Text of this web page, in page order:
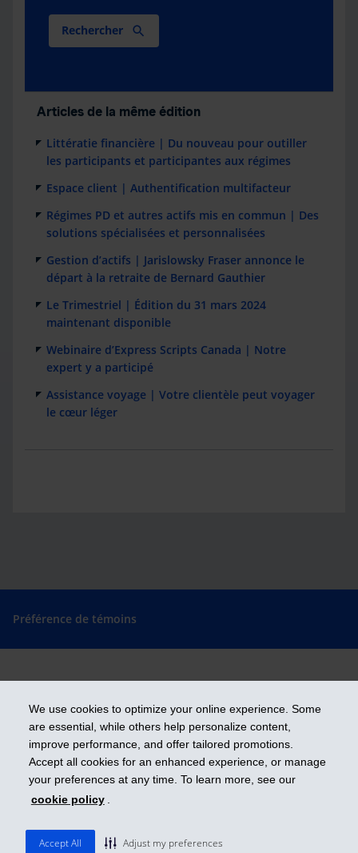
We use cookies to optimize your online experience. Some
are essential, while others help personalize content,
improve performance, and offer tailored promotions.
Accept all cookies for an enhanced experience, or manage
your preferences at any time. To learn more, see our
cookie policy .
Accept All Adjust my preferences
Rechercher
Articles de la même édition
Littératie financière | Du nouveau pour outiller
les participants et participantes aux régimes
Espace client | Authentification multifacteur
Régimes PD et autres actifs mis en commun | Des
solutions spécialisées et personnalisées
Gestion d’actifs | Jarislowsky Fraser annonce le
départ à la retraite de Bernard Gauthier
Le Trimestriel | Édition du 31 mars 2024
maintenant disponible
Webinaire d’Express Scripts Canada | Notre
expert y a participé
Assistance voyage | Votre clientèle peut voyager
le cœur léger
Préférence de témoins
Prendre les devants
iA Groupe financier est une marque de commerce et un autre nom sous
lequel l’Industrielle Alliance, Assurance et services financiers inc. exerce
ses activités.
ia.ca| 1 800 567-5670
© 2026 Industrielle Alliance, Assurance et services financiers inc.